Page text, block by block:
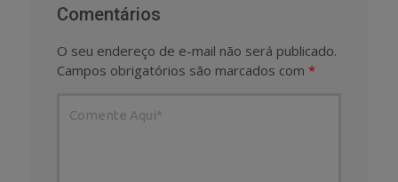
Comentários
O seu endereço de e-mail não será publicado.
Campos obrigatórios são marcados com *